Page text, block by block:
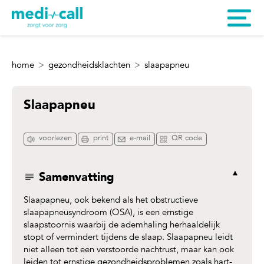
home gezondheidsklachten slaapapneu
Slaapapneu
voorlezen print e-mail QR code
Samenvatting
Slaapapneu, ook bekend als het obstructieve
slaapapneusyndroom (OSA), is een ernstige
slaapstoornis waarbij de ademhaling herhaaldelijk
stopt of vermindert tijdens de slaap. Slaapapneu leidt
niet alleen tot een verstoorde nachtrust, maar kan ook
leiden tot ernstige gezondheidsproblemen zoals hart-